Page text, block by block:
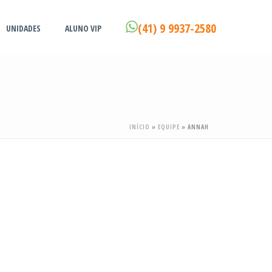
UNIDADES ALUNO VIP (41) 9 9937-2580
INÍCIO » EQUIPE » ANNAH